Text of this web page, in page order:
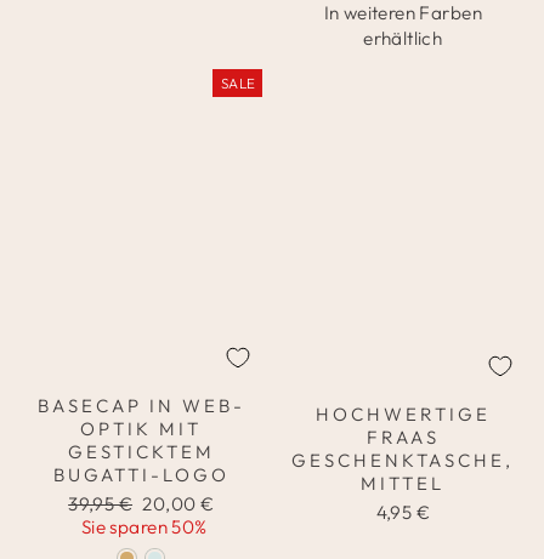
In weiteren Farben
erhältlich
SALE
BASECAP IN WEB-
OPTIK MIT
GESTICKTEM
BUGATTI-LOGO
Normaler
Preis
39,95 € Sonderpreis
20,00 €
Sie sparen 50%
HOCHWERTIGE
FRAAS
GESCHENKTASCHE,
MITTEL
4,95 €